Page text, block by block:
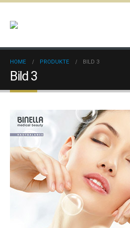
HOME PRODUKTE BILD 3
Bild 3